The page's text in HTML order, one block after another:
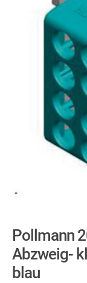
Pollmann
Abzweig-
blau